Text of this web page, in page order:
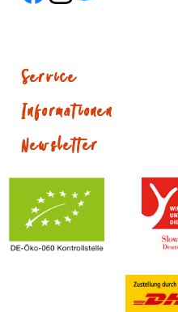
Service
Informationen
Newsletter